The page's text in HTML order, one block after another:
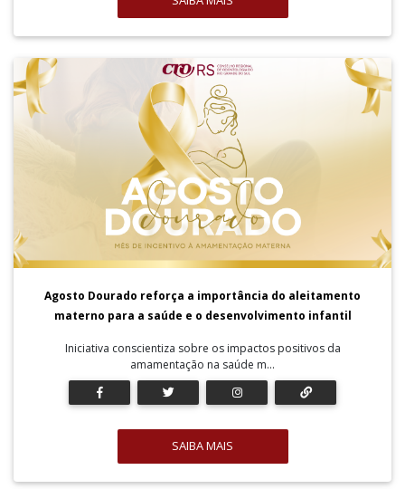
Agosto Dourado reforça a importância do aleitamento
materno para a saúde e o desenvolvimento infantil
Iniciativa conscientiza sobre os impactos positivos da
amamentação na saúde m...
SAIBA MAIS